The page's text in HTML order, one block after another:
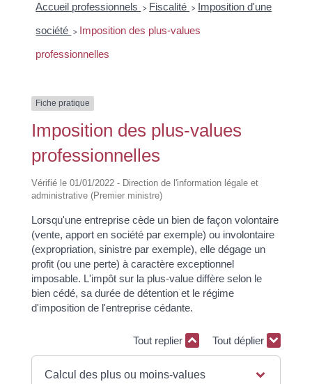
Accueil professionnels > Fiscalité > Imposition d'une
société > Imposition des plus-values
professionnelles
Fiche pratique
Imposition des plus-values
professionnelles
Vérifié le 01/01/2022 - Direction de l'information légale et
administrative (Premier ministre)
Lorsqu'une entreprise cède un bien de façon volontaire
(vente, apport en société par exemple) ou involontaire
(expropriation, sinistre par exemple), elle dégage un
profit (ou une perte) à caractère exceptionnel
imposable. L'impôt sur la plus-value diffère selon le
bien cédé, sa durée de détention et le régime
d'imposition de l'entreprise cédante.
Tout replier Tout déplier
Calcul des plus ou moins-values